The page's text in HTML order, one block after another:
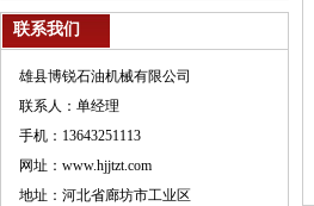
联系我们
雄县博锐石油机械有限公司
联系人：单经理
手机：13643251113
网址：www.hjjtzt.com
地址：河北省廊坊市工业区